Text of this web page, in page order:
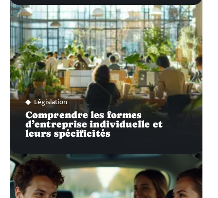
Législation
Comprendre les formes
d’entreprise individuelle et
leurs spécificités